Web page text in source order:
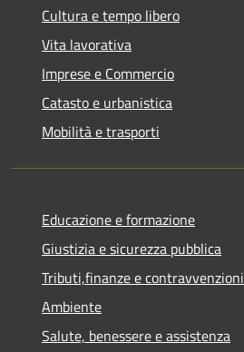
Cultura e tempo libero
Vita lavorativa
Imprese e Commercio
Catasto e urbanistica
Mobilità e trasporti
Educazione e formazione
Giustizia e sicurezza pubblica
Tributi,finanze e contravvenzioni
Ambiente
Salute, benessere e assistenza